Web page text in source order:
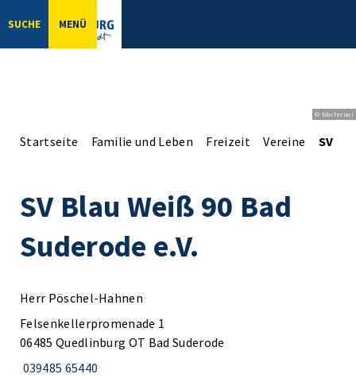
SUCHE MENÜ
© bbsferrari
Startseite Familie und Leben Freizeit Vereine SV
SV Blau Weiß 90 Bad
Suderode e.V.
Herr Pöschel-Hahnen
Felsenkellerpromenade 1
06485 Quedlinburg OT Bad Suderode
039485 65440